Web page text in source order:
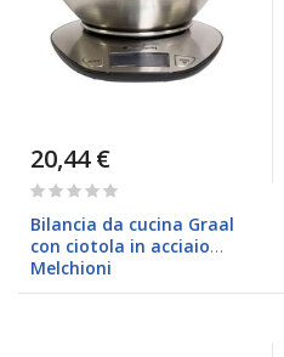
20,44 €
Rating:
Bilancia da cucina Graal
con ciotola in acciaio
Melchioni